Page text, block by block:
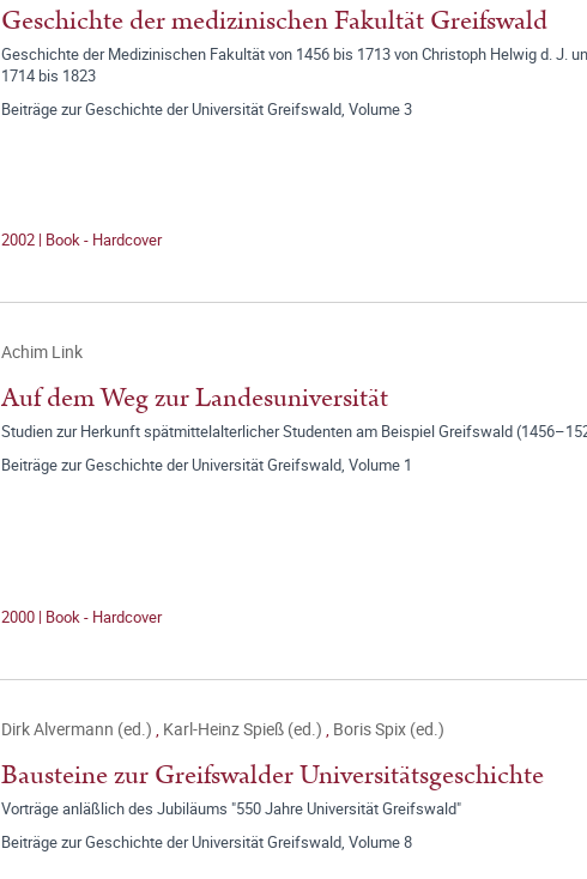
Geschichte der medizinischen Fakultät Greifswald
Geschichte der Medizinischen Fakultät von 1456 bis 1713 von Christoph Helwig d. J.
1714 bis 1823
Beiträge zur Geschichte der Universität Greifswald, Volume 3
2002 | Book - Hardcover
Achim Link
Auf dem Weg zur Landesuniversität
Studien zur Herkunft spätmittelalterlicher Studenten am Beispiel Greifswald
Beiträge zur Geschichte der Universität Greifswald, Volume 1
2000 | Book - Hardcover
Dirk Alvermann (ed.) , Karl-Heinz Spieß (ed.) , Boris Spix (ed.)
Bausteine zur Greifswalder Universitätsgeschichte
Vorträge anläßlich des Jubiläums "550 Jahre Universität Greifswald"
Beiträge zur Geschichte der Universität Greifswald, Volume 8